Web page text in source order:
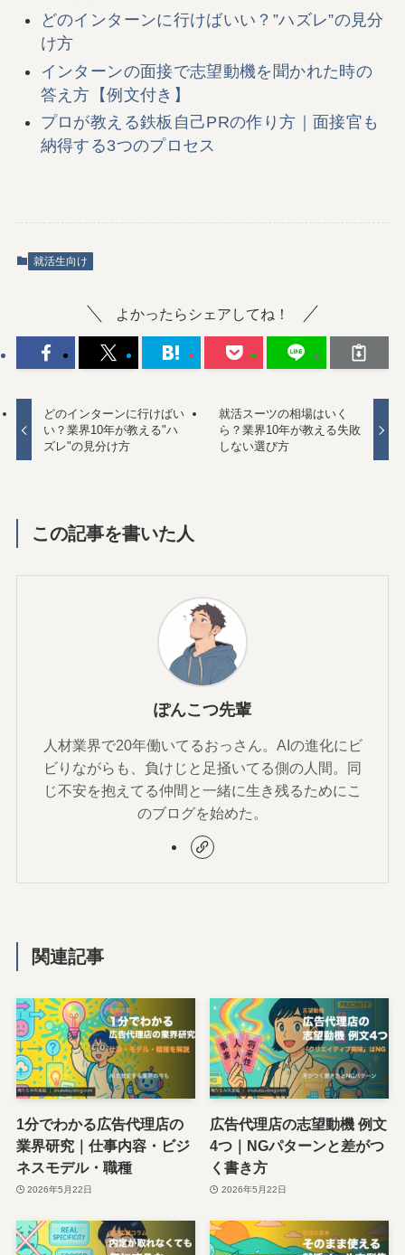
どのインターンに行けばいい？”ハズレ”の見分
け方
インターンの面接で志望動機を聞かれた時の
答え方【例文付き】
プロが教える鉄板自己PRの作り方｜面接官も
納得する3つのプロセス
就活生向け
よかったらシェアしてね！
どのインターンに行けばい
い？業界10年が教える"ハ
ズレ"の見分け方
就活スーツの相場はいく
ら？業界10年が教える失敗
しない選び方
この記事を書いた人
ぽんこつ先輩
人材業界で20年働いてるおっさん。AIの進化にビ
ビりながらも、負けじと足掻いてる側の人間。同
じ不安を抱えてる仲間と一緒に生き残るためにこ
のブログを始めた。
関連記事
1分でわかる広告代理店の
業界研究｜仕事内容・ビジ
ネスモデル・職種
2026年5月22日
広告代理店の志望動機 例文
4つ｜NGパターンと差がつ
く書き方
2026年5月22日